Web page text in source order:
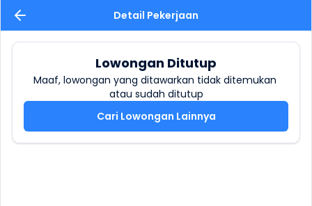
Detail Pekerjaan
Lowongan Ditutup
Maaf, lowongan yang ditawarkan tidak ditemukan
atau sudah ditutup
Cari Lowongan Lainnya